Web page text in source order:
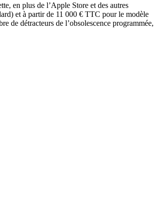
en plus de l’Apple Store et des autres
et à partir de 11 000 € TTC pour le modèle
de détracteurs de l’obsolescence programmée,